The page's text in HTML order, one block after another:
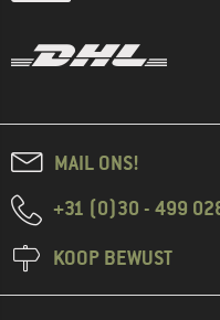
MAIL ONS!
+31 (0)30 - 499
KOOP BEWUST